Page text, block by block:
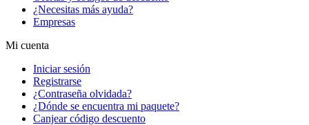
¿Necesitas más ayuda?
Empresas
Mi cuenta
Iniciar sesión
Registrarse
¿Contraseña olvidada?
¿Dónde se encuentra mi paquete?
Canjear código descuento